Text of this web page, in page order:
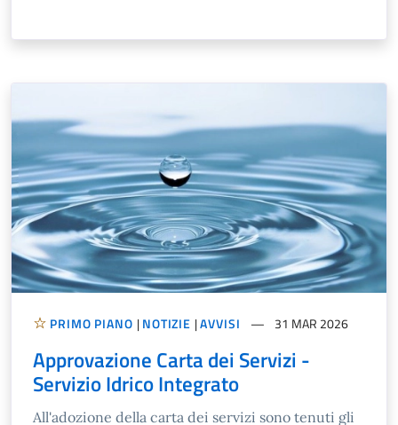
PRIMO PIANO |NOTIZIE |AVVISI 31 MAR 2026
Approvazione Carta dei Servizi -
Servizio Idrico Integrato
All'adozione della carta dei servizi sono tenuti gli